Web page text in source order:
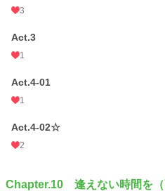
3
Act.3
1
Act.4-01
1
Act.4-02☆
2
Chapter.10 逢えない時間を（